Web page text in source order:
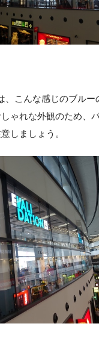
、こんな感じのブル
ゃれな外観のため、
しましょう。